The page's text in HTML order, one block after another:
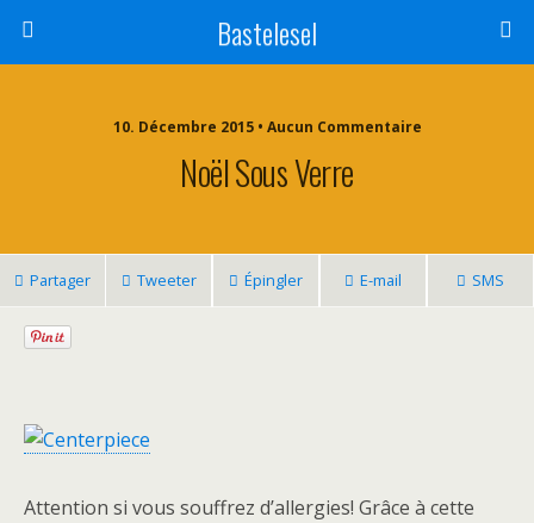
Bastelesel
10. Décembre 2015 • Aucun Commentaire
Noël Sous Verre
Partager Tweeter Épingler E-mail SMS
Attention si vous souffrez d’allergies! Grâce à cette